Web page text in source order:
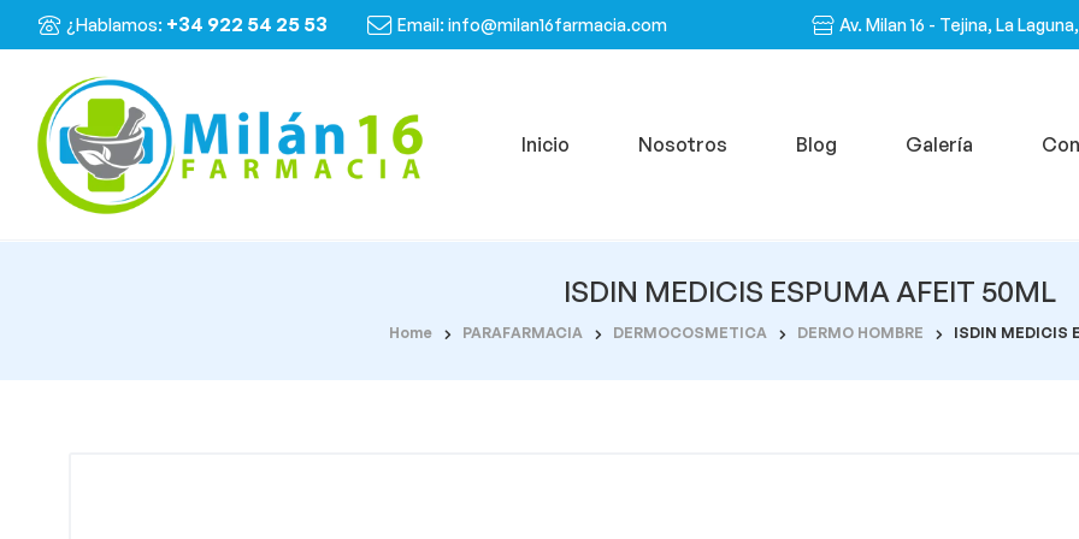
¿Hablamos: +34 922 54 25 53 Email: info@milan16farmacia.com Av. Milan 16 - Tejina, La
Inicio Nosotros Blog Galería
ISDIN MEDICIS ESPUMA AFEIT 50ML
Home PARAFARMACIA DERMOCOSMETICA DERMO HOMBRE ISDIN MEDICIS